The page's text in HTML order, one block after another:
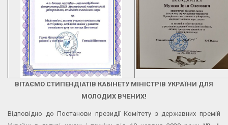
ВІТАЄМО СТИПЕНДІАТІВ КАБІНЕТУ МІНІСТРІВ УКРАЇНИ ДЛЯ
МОЛОДИХ ВЧЕНИХ!
Відповідно до Постанови президії Комітету з державних премій